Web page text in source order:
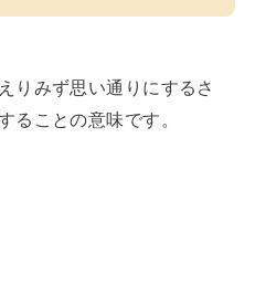
りみず思い通りにするさ
ることの意味です。